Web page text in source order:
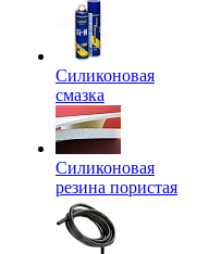
Силиконовая
смазка
Силиконовая
резина пористая